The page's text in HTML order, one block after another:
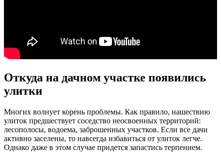
Откуда на дачном участке появились
улитки
Многих волнует корень проблемы. Как правило, нашествию
улиток предшествует соседство неосвоенных территорий:
лесополосы, водоема, заброшенных участков. Если все дачи
активно заселены, то навсегда избавиться от улиток легче.
Однако даже в этом случае придется запастись терпением.